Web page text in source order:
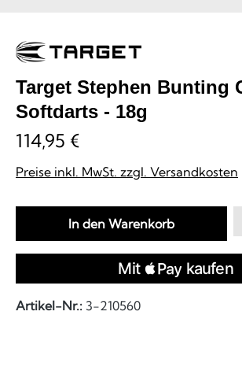
Target Stephen Bunting
Softdarts - 18g
114,95 €
Preise inkl. MwSt. zzgl. Versandkosten
In den Warenkorb
Artikel-Nr.: 3-210560